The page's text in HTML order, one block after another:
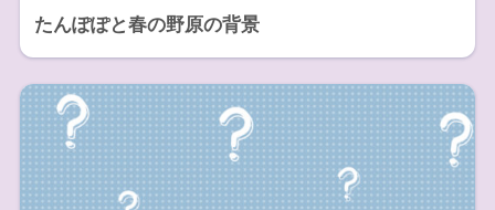
たんぽぽと春の野原の背景